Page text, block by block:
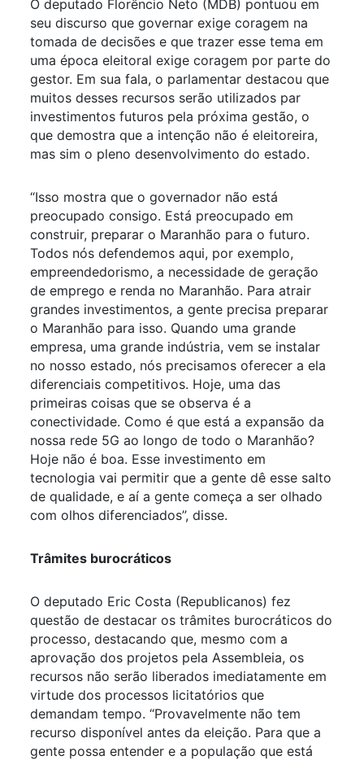
O deputado Florêncio Neto (MDB) pontuou em
seu discurso que governar exige coragem na
tomada de decisões e que trazer esse tema em
uma época eleitoral exige coragem por parte do
gestor. Em sua fala, o parlamentar destacou que
muitos desses recursos serão utilizados par
investimentos futuros pela próxima gestão, o
que demostra que a intenção não é eleitoreira,
mas sim o pleno desenvolvimento do estado.
“Isso mostra que o governador não está
preocupado consigo. Está preocupado em
construir, preparar o Maranhão para o futuro.
Todos nós defendemos aqui, por exemplo,
empreendedorismo, a necessidade de geração
de emprego e renda no Maranhão. Para atrair
grandes investimentos, a gente precisa preparar
o Maranhão para isso. Quando uma grande
empresa, uma grande indústria, vem se instalar
no nosso estado, nós precisamos oferecer a ela
diferenciais competitivos. Hoje, uma das
primeiras coisas que se observa é a
conectividade. Como é que está a expansão da
nossa rede 5G ao longo de todo o Maranhão?
Hoje não é boa. Esse investimento em
tecnologia vai permitir que a gente dê esse salto
de qualidade, e aí a gente começa a ser olhado
com olhos diferenciados”, disse.
Trâmites burocráticos
O deputado Eric Costa (Republicanos) fez
questão de destacar os trâmites burocráticos do
processo, destacando que, mesmo com a
aprovação dos projetos pela Assembleia, os
recursos não serão liberados imediatamente em
virtude dos processos licitatórios que
demandam tempo. “Provavelmente não tem
recurso disponível antes da eleição. Para que a
gente possa entender e a população que está